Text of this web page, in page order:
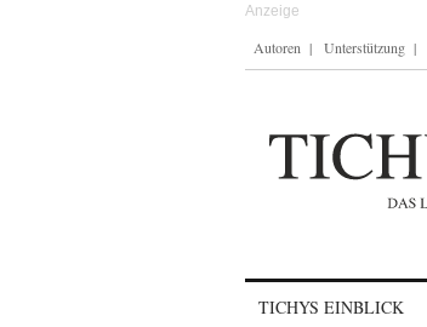
Autoren Unterstützung
TICHYS EINBLICK